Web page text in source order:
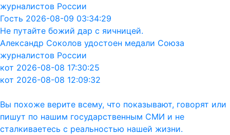
журналистов России
Гость 2026-08-09 03:34:29
Не путайте божий дар с яичницей.
Александр Соколов удостоен медали Союза
журналистов России
кот 2026-08-08 17:30:25
кот 2026-08-08 12:09:32
Вы похоже верите всему, что показывают, говорят или
пишут по нашим государственным СМИ и не
сталкиваетесь с реальностью нашей жизни.